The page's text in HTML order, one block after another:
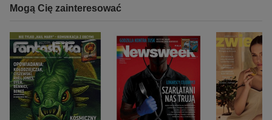
Mogą Cię zainteresować